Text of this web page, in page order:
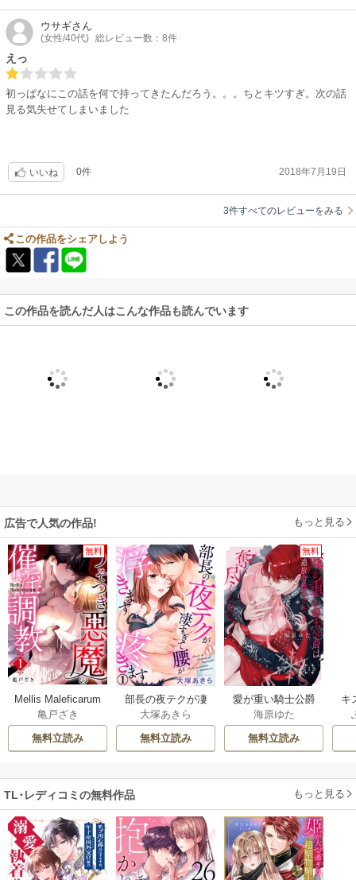
ウサギさん
(女性/40代) 総レビュー数：8件
えっ
初っぱなにこの話を何で持ってきたんだろう。。。ちとキツすぎ。次の話
見る気失せてしまいました
いいね 0件 2018年7月19日
3件すべてのレビューをみる
この作品をシェアしよう
この作品を読んだ人はこんな作品も読んでいます
広告で人気の作品! もっと見る
無料
Mellis Maleficarum
亀戸ざき
無料立読み
部長の夜テクが凄
すぎて腰が浮きま
す疼きます
大塚あきら
無料立読み
無料
愛が重い騎士公爵
は、追放令嬢のす
べてを奪い尽くし
たい。【コミック
下ろし漫画付き】
海原ゆた
無料立読み
キ
TL･レディコミの無料作品 もっと見る